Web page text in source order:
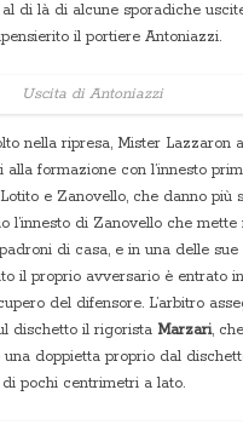
di là di alcune sporadiche
il portiere Antoniazzi.
Uscita di Antoniazzi
nella ripresa, Mister Lazzaron
alla formazione con l’innesto
e Zanovello, che danno più
l’innesto di Zanovello che
di casa, e in una delle sue
il proprio avversario è entrato
del difensore. L’arbitro
dischetto il rigoristaMarzari,
una doppietta proprio dal
pochi centrimetri a lato.